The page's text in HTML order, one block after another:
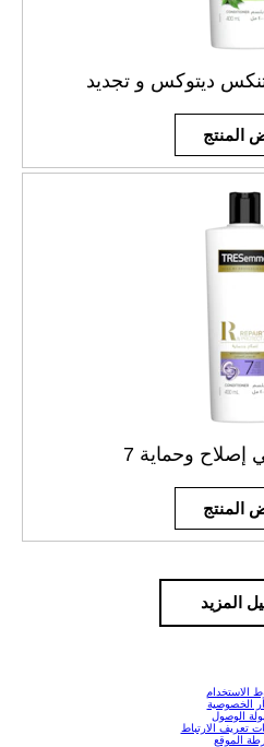
ديتوكس و تجديد
المنتج
وحماية 7
المنتج
المزيد
الاستخدام
الخصوصية
الوصول
تعريف الارتباط
الموقع